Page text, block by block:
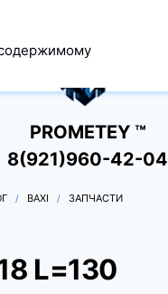
PROMETEY ™
8(921)960-42-04
BAXI ЗАПЧАСТИ
L=130